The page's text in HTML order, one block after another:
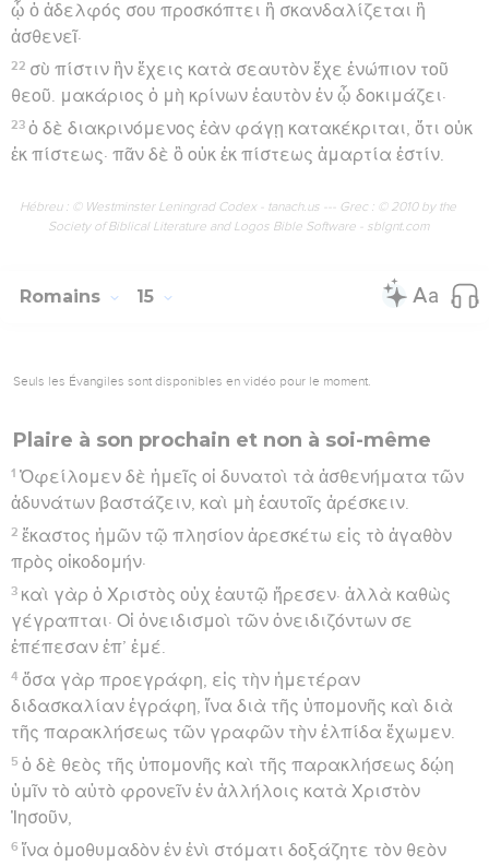
ᾧ ὁ ἀδελφός σου προσκόπτει ἢ σκανδαλίζεται ἢ
ἀσθενεῖ·
22 σὺ πίστιν ἣν ἔχεις κατὰ σεαυτὸν ἔχε ἐνώπιον τοῦ
θεοῦ. μακάριος ὁ μὴ κρίνων ἑαυτὸν ἐν ᾧ δοκιμάζει·
23 ὁ δὲ διακρινόμενος ἐὰν φάγῃ κατακέκριται, ὅτι οὐκ
ἐκ πίστεως· πᾶν δὲ ὃ οὐκ ἐκ πίστεως ἁμαρτία ἐστίν.
Hébreu : © Westminster Leningrad Codex - tanach.us --- Grec : © 2010 by the
Society of Biblical Literature and Logos Bible Software - sblgnt.com
Romains 15
Seuls les Évangiles sont disponibles en vidéo pour le moment.
Plaire à son prochain et non à soi-même
1 Ὀφείλομεν δὲ ἡμεῖς οἱ δυνατοὶ τὰ ἀσθενήματα τῶν
ἀδυνάτων βαστάζειν, καὶ μὴ ἑαυτοῖς ἀρέσκειν.
2 ἕκαστος ἡμῶν τῷ πλησίον ἀρεσκέτω εἰς τὸ ἀγαθὸν
πρὸς οἰκοδομήν·
3 καὶ γὰρ ὁ Χριστὸς οὐχ ἑαυτῷ ἤρεσεν· ἀλλὰ καθὼς
γέγραπται· Οἱ ὀνειδισμοὶ τῶν ὀνειδιζόντων σε
ἐπέπεσαν ἐπ’ ἐμέ.
4 ὅσα γὰρ προεγράφη, εἰς τὴν ἡμετέραν
διδασκαλίαν ἐγράφη, ἵνα διὰ τῆς ὑπομονῆς καὶ διὰ
τῆς παρακλήσεως τῶν γραφῶν τὴν ἐλπίδα ἔχωμεν.
5 ὁ δὲ θεὸς τῆς ὑπομονῆς καὶ τῆς παρακλήσεως δῴη
ὑμῖν τὸ αὐτὸ φρονεῖν ἐν ἀλλήλοις κατὰ Χριστὸν
Ἰησοῦν,
6 ἵνα ὁμοθυμαδὸν ἐν ἑνὶ στόματι δοξάζητε τὸν θεὸν